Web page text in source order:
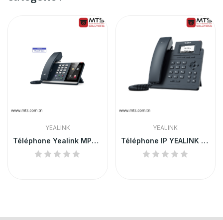
YEALINK
Téléphone Yealink MP54 Teams
YEALINK
Téléphone IP YEALINK SIP-T30P